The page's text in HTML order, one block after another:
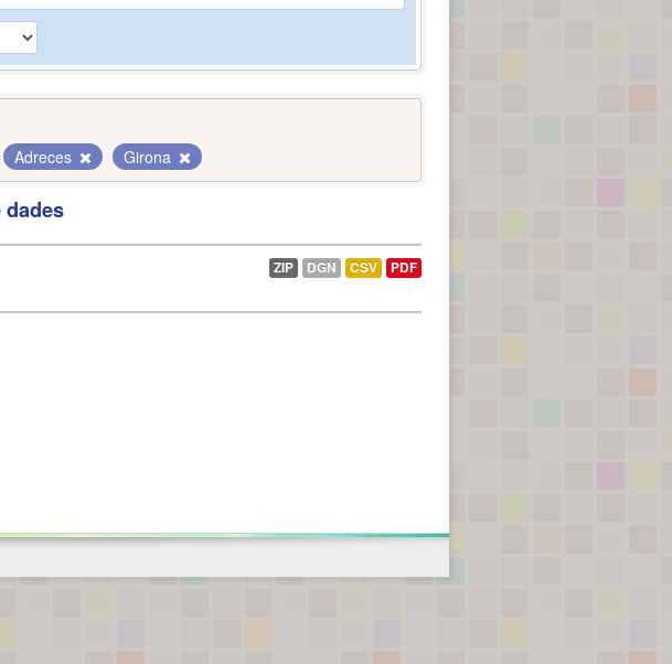
Adreces Girona
dades
ZIP DGN CSV PDF